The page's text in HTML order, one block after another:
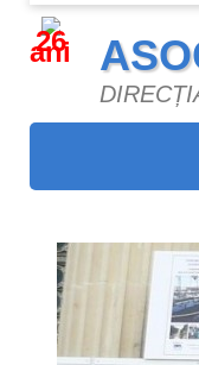
26
ani